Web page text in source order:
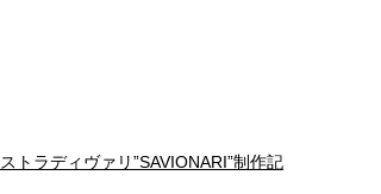
ストラディヴァリ”SAVIONARI”制作記